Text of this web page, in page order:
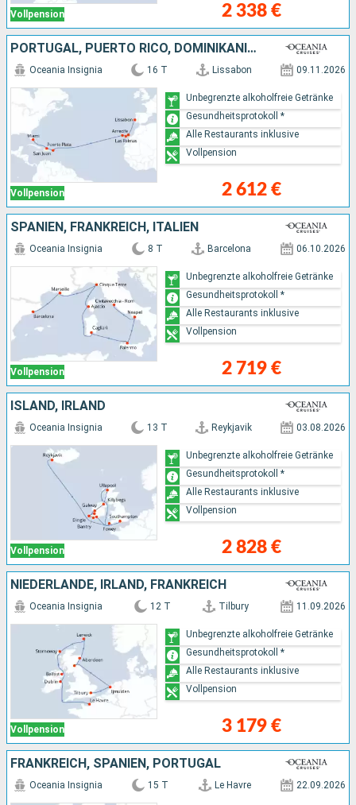
Vollpension 2 338 €
PORTUGAL, PUERTO RICO, DOMINIKANISCHE REPUBLIK, VEREINIGTE STAATEN VON AMERIKA
Vollpension
Oceania Insignia 16 T Lissabon 09.11.2026
2 612 €
Unbegrenzte alkoholfreie Getränke
Gesundheitsprotokoll *
Alle Restaurants inklusive
Vollpension
SPANIEN, FRANKREICH, ITALIEN
Vollpension
Oceania Insignia 8 T Barcelona 06.10.2026
2 719 €
Unbegrenzte alkoholfreie Getränke
Gesundheitsprotokoll *
Alle Restaurants inklusive
Vollpension
ISLAND, IRLAND
Vollpension
Oceania Insignia 13 T Reykjavik 03.08.2026
2 828 €
Unbegrenzte alkoholfreie Getränke
Gesundheitsprotokoll *
Alle Restaurants inklusive
Vollpension
NIEDERLANDE, IRLAND, FRANKREICH
Vollpension
Oceania Insignia 12 T Tilbury 11.09.2026
3 179 €
Unbegrenzte alkoholfreie Getränke
Gesundheitsprotokoll *
Alle Restaurants inklusive
Vollpension
FRANKREICH, SPANIEN, PORTUGAL
Oceania Insignia 15 T Le Havre 22.09.2026